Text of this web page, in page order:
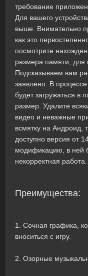
требование
Для вашего
выше. Внимательно
как это
посмотрите
размера памяти, для
Подсказываем вам
заявлено. В
будет загружаться в
размер. Удалите
видео и неважные
всмятку на Андроид,
доступно версия от
модификацию, в ней
некорректная работа.
Преимущества:
1. Сочная графика,
вноситься с игру.
2. Озорные